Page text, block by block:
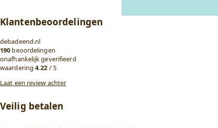
Klantenbeoordelingen
debadeend.nl
190 beoordelingen
onafhankelijk geverifieerd
waardering4.22 / 5
Laat een review achter
Veilig betalen